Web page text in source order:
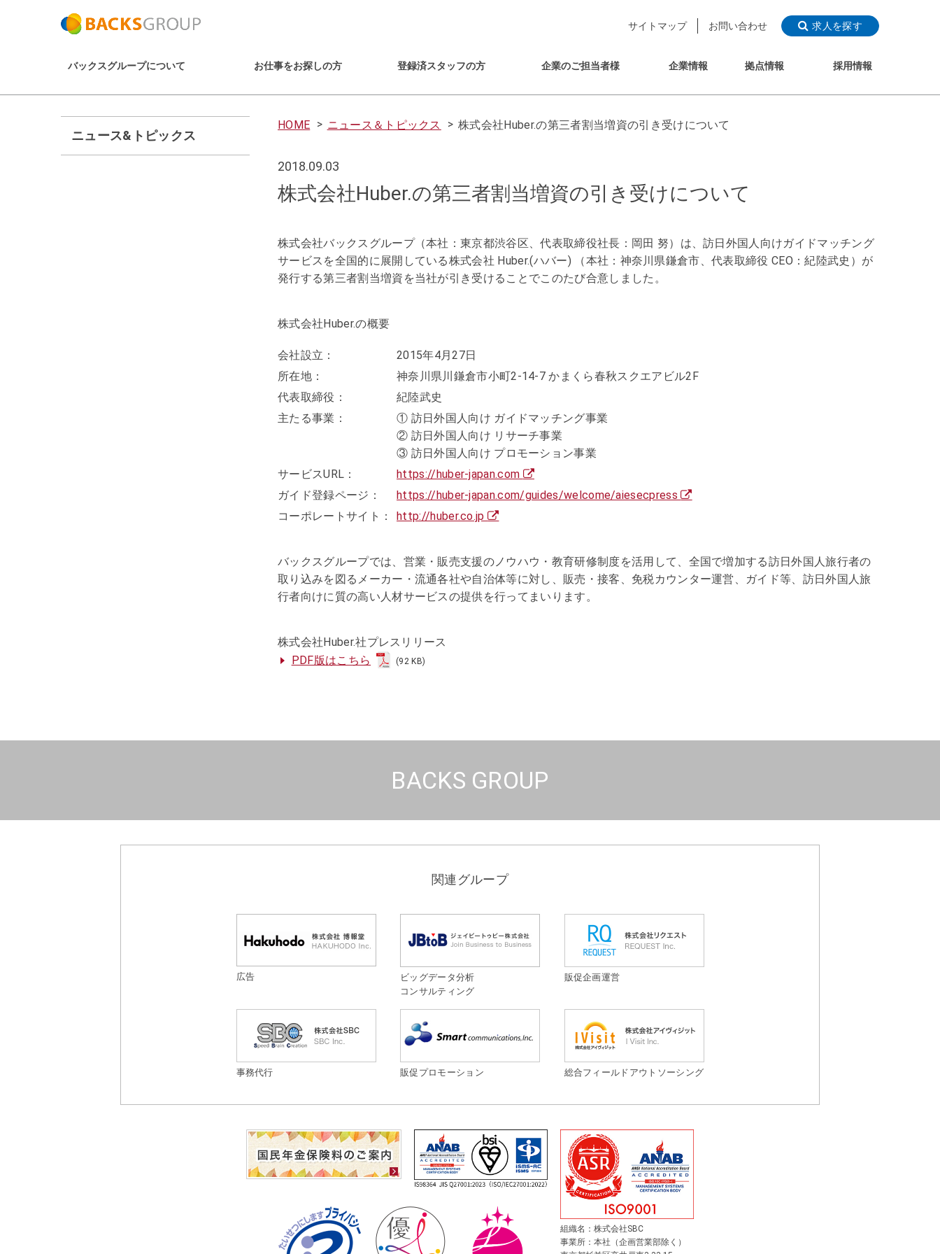
サイトマップ お問い合わせ 求人を探す
バックスグループについて お仕事をお探しの方 登録済スタッフの方 企業のご担当者様 企業情報 拠点情報 採用情報
HOME ニュース＆トピックス 株式会社Huber.の第三者割当増資の引き受けについて
2018.09.03
株式会社Huber.の第三者割当増資の引き受けについて
株式会社バックスグループ（本社：東京都渋谷区、代表取締役社長：岡田 努）は、訪日外国人向けガイドマッチング
サービスを全国的に展開している株式会社 Huber.(ハバー) （本社：神奈川県鎌倉市、代表取締役 CEO：紀陸武史）が
発行する第三者割当増資を当社が引き受けることでこのたび合意しました。
株式会社Huber.の概要
会社設立：
2015年4月27日
所在地：
神奈川県川鎌倉市小町2-14-7 かまくら春秋スクエアビル2F
代表取締役：
紀陸武史
主たる事業：
① 訪日外国人向け ガイドマッチング事業
② 訪日外国人向け リサーチ事業
③ 訪日外国人向け プロモーション事業
サービスURL：
https://huber-japan.com
ガイド登録ページ：
https://huber-japan.com/guides/welcome/aiesecpress
コーポレートサイト：
http://huber.co.jp
バックスグループでは、営業・販売支援のノウハウ・教育研修制度を活用して、全国で増加する訪日外国人旅行者の
取り込みを図るメーカー・流通各社や自治体等に対し、販売・接客、免税カウンター運営、ガイド等、訪日外国人旅
行者向けに質の高い人材サービスの提供を行ってまいります。
株式会社Huber.社プレスリリース
PDF版はこちら
(92 KB)
ニュース&トピックス
BACKS GROUP
関連グループ
広告
ビッグデータ分析
コンサルティング
販促企画運営
事務代行 販促プロモーション 総合フィールドアウトソーシング
組織名：株式会社SBC
事業所：本社（企画営業部除く）